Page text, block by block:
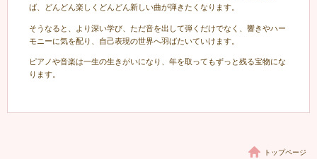
ば、どんどん楽しくどんどん新しい曲が弾きたくなります。
そうなると、より深い学び、ただ音を出して弾くだけでなく、響きやハー
モニーに気を配り、自己表現の世界へ羽ばたいていけます。
ピアノや音楽は一生の生きがいになり、年を取ってもずっと残る宝物にな
ります。
トップページ